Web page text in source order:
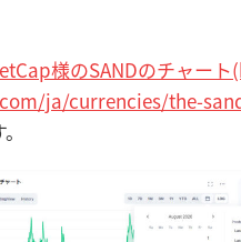
様のSANDのチャー
ja/currencies/the-